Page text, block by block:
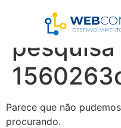
pesquisa
Parece que não
procurando.